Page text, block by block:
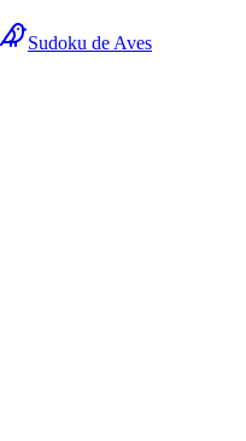
Sudoku de Aves